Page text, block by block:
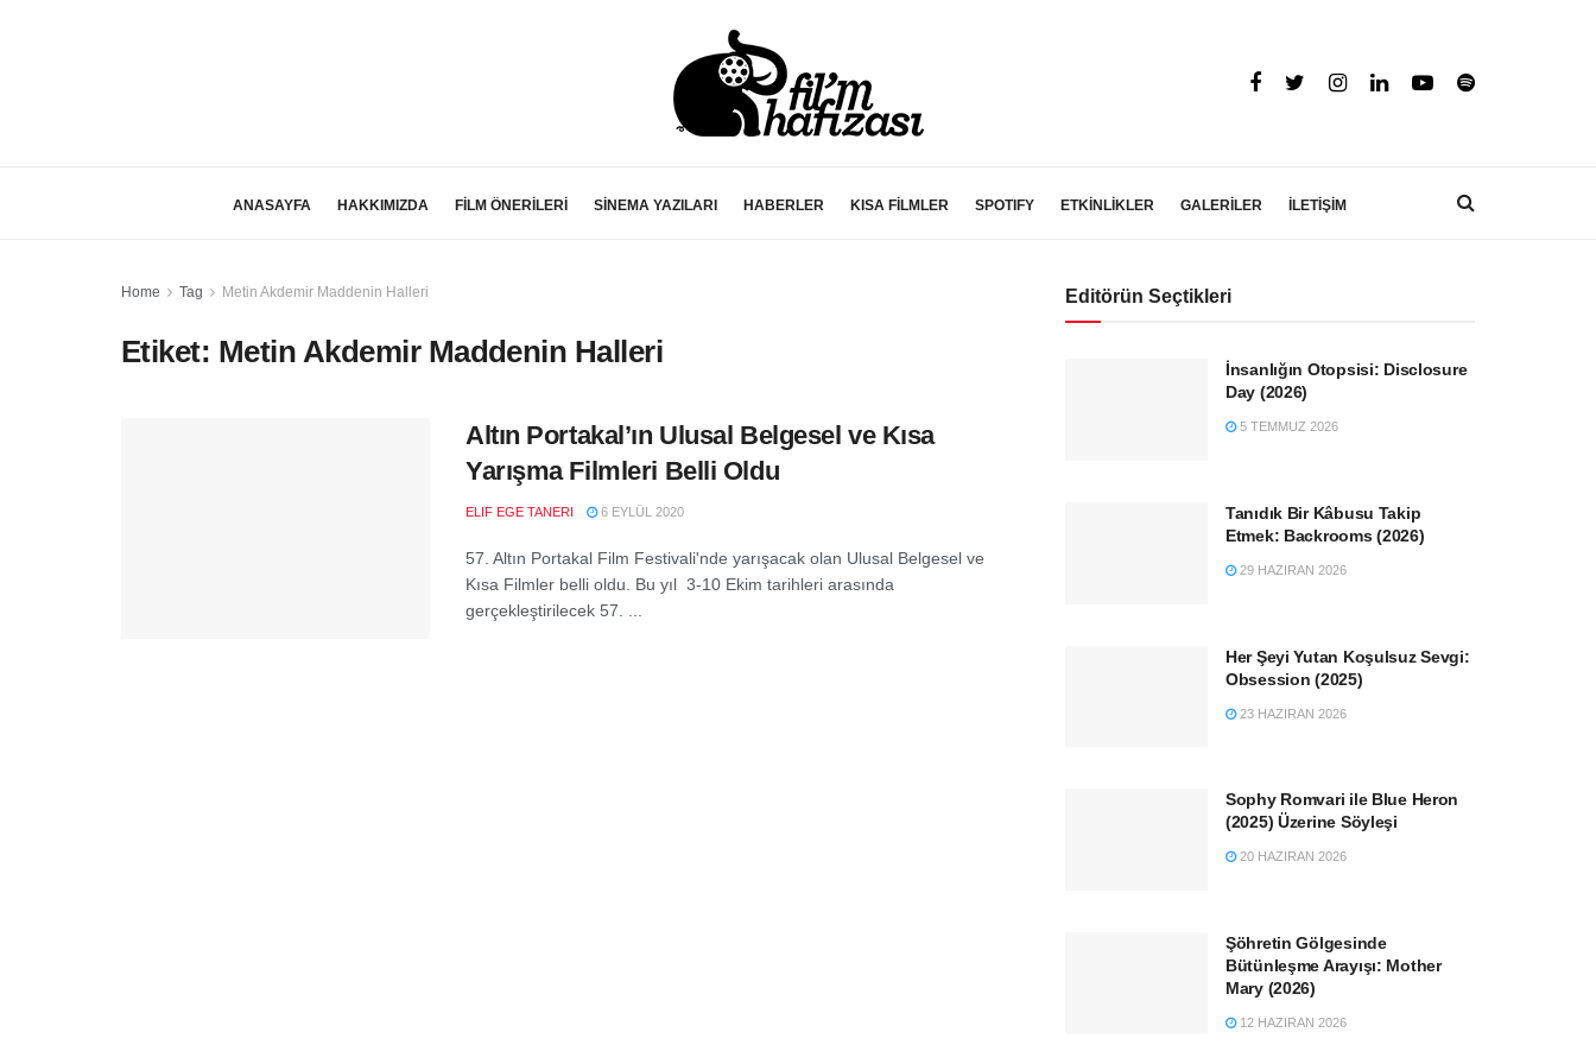
ANASAYFA HAKKIMIZDA FİLM ÖNERİLERİ SİNEMA YAZILARI HABERLER KISA FİLMLER SPOTIFY ETKİNLİKLER GALERİLER İLETİŞİM
Home Tag Metin Akdemir Maddenin Halleri
Etiket: Metin Akdemir Maddenin Halleri
Altın Portakal’ın Ulusal Belgesel ve Kısa
Yarışma Filmleri Belli Oldu
ELIF EGE TANERI 6 EYLÜL 2020
57. Altın Portakal Film Festivali'nde yarışacak olan Ulusal Belgesel ve
Kısa Filmler belli oldu. Bu yıl 3-10 Ekim tarihleri arasında
gerçekleştirilecek 57. ...
Editörün Seçtikleri
İnsanlığın Otopsisi: Disclosure
Day (2026)
5 TEMMUZ 2026
Tanıdık Bir Kâbusu Takip
Etmek: Backrooms (2026)
29 HAZIRAN 2026
Her Şeyi Yutan Koşulsuz Sevgi:
Obsession (2025)
23 HAZIRAN 2026
Sophy Romvari ile Blue Heron
(2025) Üzerine Söyleşi
20 HAZIRAN 2026
Şöhretin Gölgesinde
Bütünleşme Arayışı: Mother
Mary (2026)
12 HAZIRAN 2026